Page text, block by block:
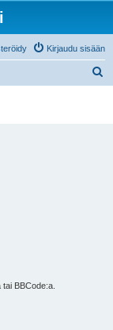
Kirjaudu sisään
BBCode:a.